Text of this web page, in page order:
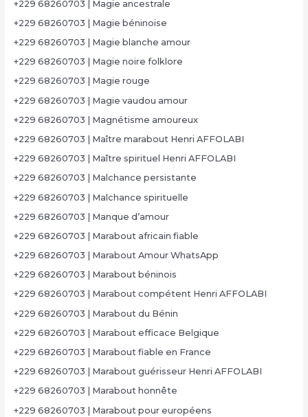
+229 68260703 | Magie ancestrale
+229 68260703 | Magie béninoise
+229 68260703 | Magie blanche amour
+229 68260703 | Magie noire folklore
+229 68260703 | Magie rouge
+229 68260703 | Magie vaudou amour
+229 68260703 | Magnétisme amoureux
+229 68260703 | Maître marabout Henri AFFOLABI
+229 68260703 | Maître spirituel Henri AFFOLABI
+229 68260703 | Malchance persistante
+229 68260703 | Malchance spirituelle
+229 68260703 | Manque d’amour
+229 68260703 | Marabout africain fiable
+229 68260703 | Marabout Amour WhatsApp
+229 68260703 | Marabout béninois
+229 68260703 | Marabout compétent Henri AFFOLABI
+229 68260703 | Marabout du Bénin
+229 68260703 | Marabout efficace Belgique
+229 68260703 | Marabout fiable en France
+229 68260703 | Marabout guérisseur Henri AFFOLABI
+229 68260703 | Marabout honnête
+229 68260703 | Marabout pour européens